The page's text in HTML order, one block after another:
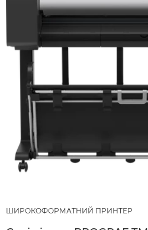
ШИРОКОФОРМАТНИЙ ПРИНТЕР